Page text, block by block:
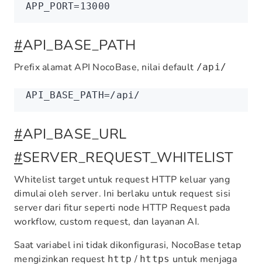
APP_PORT= 13000
#API_BASE_PATH
Prefix alamat API NocoBase, nilai default /api/
API_BASE_PATH=/api/
#API_BASE_URL
#SERVER_REQUEST_WHITELIST
Whitelist target untuk request HTTP keluar yang
dimulai oleh server. Ini berlaku untuk request sisi
server dari fitur seperti node HTTP Request pada
workflow, custom request, dan layanan AI.
Saat variabel ini tidak dikonfigurasi, NocoBase tetap
mengizinkan request http / https untuk menjaga